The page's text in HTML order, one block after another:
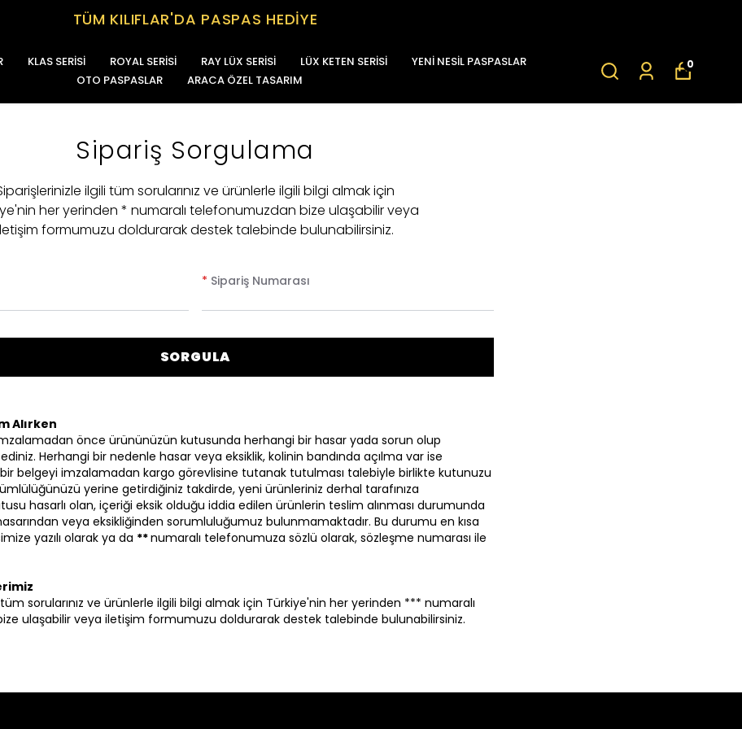
TÜM KILIFLAR'DA PASPAS HEDİYE
KLAS SERİSİ ROYAL SERİSİ RAY LÜX SERİSİ LÜX KETEN SERİSİ
YENİ NESİL PASPASLAR
OTO PASPASLAR
ARACA ÖZEL TASARIM
0
Sipariş Sorgulama
ilgili tüm sorularınız ve ürünlerle ilgili bilgi almak için
her yerinden * numaralı telefonumuzdan bize ulaşabilir veya
formumuzu doldurarak destek talebinde bulunabilirsiniz.
* Sipariş Numarası
SORGULA
Alırken
önce ürününüzün kutusunda herhangi bir hasar yada sorun olup
ediniz. Herhangi bir nedenle hasar veya eksiklik, kolinin bandında açılma var ise
belgeyi imzalamadan kargo görevlisine tutanak tutulması talebiyle birlikte kutunuzu
yerine getirdiğiniz takdirde, yeni ürünleriniz derhal tarafınıza
hasarlı olan, içeriği eksik olduğu iddia edilen ürünlerin teslim alınması durumunda
veya eksikliğinden sorumluluğumuz bulunmamaktadır. Bu durumu en kısa
yazılı olarak ya da **numaralı telefonumuza sözlü olarak, sözleşme numarası ile
sorularınız ve ürünlerle ilgili bilgi almak için Türkiye'nin her yerinden *** numaralı
ulaşabilir veya iletişim formumuzu doldurarak destek talebinde bulunabilirsiniz.